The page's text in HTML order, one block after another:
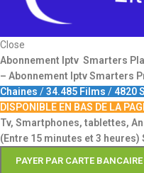
Close
Abonnement Iptv Smarters
– Abonnement Iptv Smarters
Chaines /34.485 Films / 4820
DISPONIBLE EN BAS DE LA
Tv, Smartphones, tablettes,
(Entre 15 minutes et 3 heures)
PAYER PAR CARTE BANCAIRE